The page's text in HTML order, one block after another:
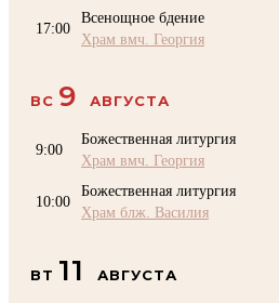
17:00
Всенощное бдение
Храм вмч. Георгия
ВС 9 АВГУСТА
9:00
Божественная литургия
Храм вмч. Георгия
10:00
Божественная литургия
Храм блж. Василия
ВТ 11 АВГУСТА